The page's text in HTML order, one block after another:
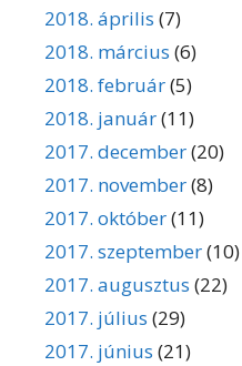
2018. április (7)
2018. március (6)
2018. február(5)
2018. január(11)
2017. december(20)
2017. november(8)
2017. október(11)
2017. szeptember(10)
2017. augusztus (22)
2017. július (29)
2017. június (21)